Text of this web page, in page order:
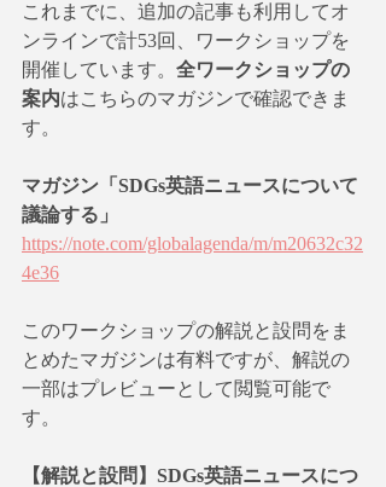
これまでに、追加の記事も利用してオ
ンラインで計53回、ワークショップを
開催しています。 全ワークショップの
案内はこちらのマガジンで確認できま
す。
マガジン「SDGs英語ニュースについて
議論する」
https://note.com/globalagenda/m/m20632c32
4e36
このワークショップの解説と設問をま
とめたマガジンは有料ですが、解説の
一部はプレビューとして閲覧可能で
す。
【解説と設問】SDGs英語ニュースにつ